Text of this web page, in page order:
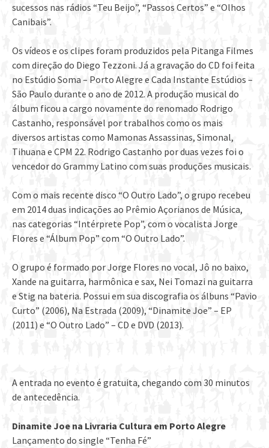
sucessos nas rádios “Teu Beijo”, “Passos Certos” e “Olhos
Canibais”.
Os vídeos e os clipes foram produzidos pela Pitanga Filmes
com direção do Diego Tezzoni. Já a gravação do CD foi feita
no Estúdio Soma – Porto Alegre e Cada Instante Estúdios –
São Paulo durante o ano de 2012. A produção musical do
álbum ficou a cargo novamente do renomado Rodrigo
Castanho, responsável por trabalhos como os mais
diversos artistas como Mamonas Assassinas, Simonal,
Tihuana e CPM 22. Rodrigo Castanho por duas vezes foi o
vencedor do Grammy Latino com suas produções musicais.
Com o mais recente disco “O Outro Lado”, o grupo recebeu
em 2014 duas indicações ao Prêmio Açorianos de Música,
nas categorias “Intérprete Pop”, com o vocalista Jorge
Flores e “Álbum Pop” com “O Outro Lado”.
O grupo é formado por Jorge Flores no vocal, Jô no baixo,
Xande na guitarra, harmônica e sax, Nei Tomazi na guitarra
e Stig na bateria. Possui em sua discografia os álbuns “Pavio
Curto” (2006), Na Estrada (2009), “Dinamite Joe” – EP
(2011) e “O Outro Lado” – CD e DVD (2013).
A entrada no evento é gratuita, chegando com 30 minutos
de antecedência.
Dinamite Joe na Livraria Cultura em Porto Alegre
Lançamento do single “Tenha Fé”